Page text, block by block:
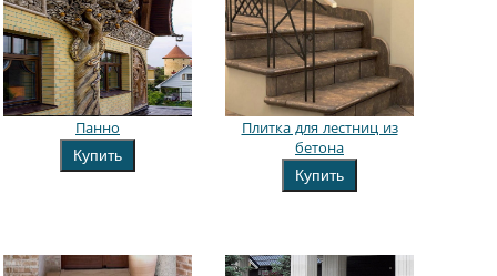
Панно
Купить
Плитка для лестниц из
бетона
Купить